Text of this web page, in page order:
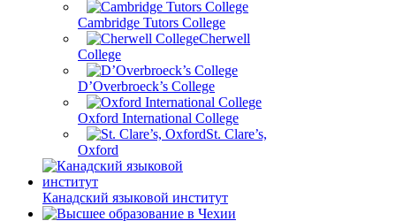
Cambridge Tutors College
Cherwell
College
D’Overbroeck’s College
Oxford International College
St. Clare’s,
Oxford
Канадский языковой институт